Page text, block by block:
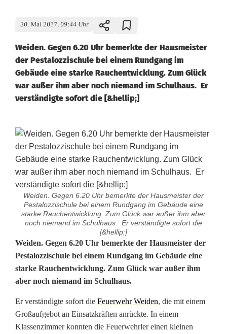
30. Mai 2017, 09:44 Uhr
Weiden. Gegen 6.20 Uhr bemerkte der Hausmeister
der Pestalozzischule bei einem Rundgang im
Gebäude eine starke Rauchentwicklung. Zum Glück
war außer ihm aber noch niemand im Schulhaus. Er
verständigte sofort die [&hellip;]
Weiden. Gegen 6.20 Uhr bemerkte der Hausmeister der
Pestalozzischule bei einem Rundgang im Gebäude eine
starke Rauchentwicklung. Zum Glück war außer ihm aber
noch niemand im Schulhaus. Er verständigte sofort die
[&hellip;]
B
r
a
n
d
Weiden. Gegen 6.20 Uhr bemerkte der Hausmeister der
Pestalozzischule bei einem Rundgang im Gebäude eine
starke Rauchentwicklung. Zum Glück war außer ihm
aber noch niemand im Schulhaus.
Er verständigte sofort die Feuerwehr Weiden, die mit einem
Großaufgebot an Einsatzkräften anrückte. In einem
Klassenzimmer konnten die Feuerwehrler einen kleinen